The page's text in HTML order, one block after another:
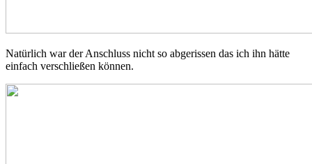
Natürlich war der Anschluss nicht so abgerissen das ich ihn hätte
einfach verschließen können.